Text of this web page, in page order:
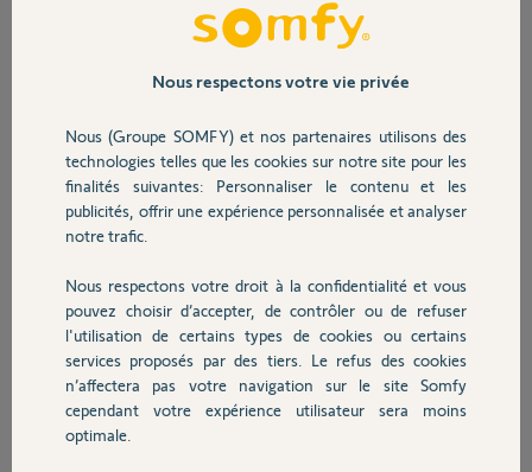
Sécurité
Domotique
Chauffage
Autres produits
protexial io a ma tahoma j ai tout essayé mais rien
Bonjour,
Etape n°1 : Alarme iO
Accéder au Menu installateur via le clavier
9988 OK = RAZ carte iO (sans avoir besoin d’ouvrir le boitier de
l’alarme)
753 OK = Mémoire Ouverte
Etape n°2 : TaHoma - Menu Configuration
Onglet Équipement iO
Nous respectons votre vie privée
Nous (Groupe SOMFY) et nos partenaires utilisons des
technologies telles que les cookies sur notre site pour les
finalités suivantes: Personnaliser le contenu et les
publicités, offrir une expérience personnalisée et analyser
notre trafic.
Nous respectons votre droit à la confidentialité et vous
pouvez choisir d’accepter, de contrôler ou de refuser
l'utilisation de certains types de cookies ou certains
services proposés par des tiers. Le refus des cookies
n’affectera pas votre navigation sur le site Somfy
cependant votre expérience utilisateur sera moins
optimale.